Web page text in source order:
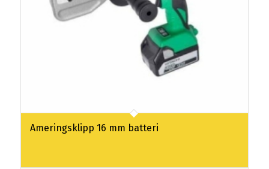
Ameringsklipp 16 mm batteri